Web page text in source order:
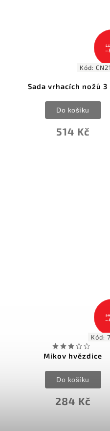
Kód:
Cold Steel Mini
430 Kč
Do košíku
Perfect Point vrhací
569 Kč
Do košíku